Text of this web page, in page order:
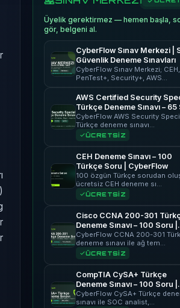
Üyelik gerektirmez — hemen başla,
gör, belgeni al.
CyberFlow Sınav Merkezi |
Güvenlik Deneme Sınavları
CyberFlow Sınav Merkezi; CEH,
PenTest+, Security+, AWS…
AWS Certified Security
Türkçe Deneme Sınavı – 65
| CyberFlow
CyberFlow AWS Security
Türkçe deneme sınavı…
ÜCRETSİZ
CEH Deneme Sınavı – 100
Türkçe Soru | CyberFlow
100 özgün Türkçe sorudan
ücretsiz CEH deneme sı…
ÜCRETSİZ
Cisco CCNA 200-301
Deneme Sınavı – 100 Soru |
CyberFlow
CyberFlow CCNA 200-301
deneme sınavı ile ağ tem…
ÜCRETSİZ
CompTIA CySA+ Türkçe
Deneme Sınavı – 100 Soru |
CyberFlow
CyberFlow CySA+ Türkçe
sınavı ile SOC analist,…